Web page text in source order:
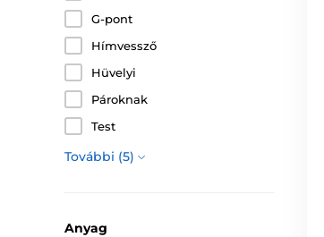
G-pont
Hímvessző
Hüvelyi
Pároknak
Test
További (5)
Anyag